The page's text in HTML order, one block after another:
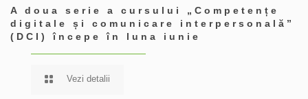
A doua serie a cursului „Competențe
digitale și comunicare interpersonală”
(DCI) începe în luna iunie
Vezi detalii